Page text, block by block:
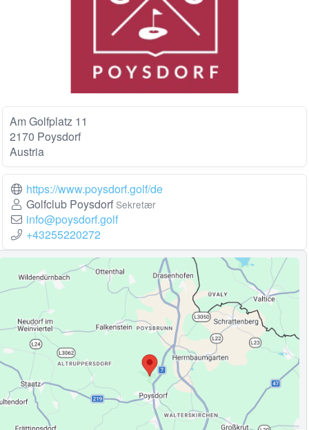
Am Golfplatz 11
2170 Poysdorf
Austria
https://www.poysdorf.golf/de
Golfclub Poysdorf Sekretær
info@poysdorf.golf
+43255220272